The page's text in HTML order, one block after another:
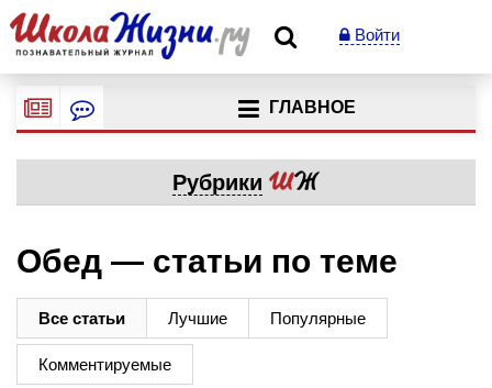
Войти
ГЛАВНОЕ
Рубрики
Обед — статьи по теме
Все статьи Лучшие Популярные
Комментируемые